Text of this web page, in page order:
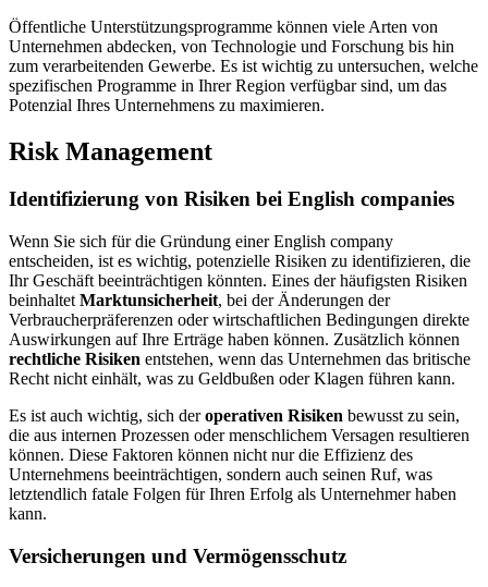
Öffentliche Unterstützungsprogramme können viele Arten von
Unternehmen abdecken, von Technologie und Forschung bis hin
zum verarbeitenden Gewerbe. Es ist wichtig zu untersuchen, welche
spezifischen Programme in Ihrer Region verfügbar sind, um das
Potenzial Ihres Unternehmens zu maximieren.
Risk Management
Identifizierung von Risiken bei English companies
Wenn Sie sich für die Gründung einer English company
entscheiden, ist es wichtig, potenzielle Risiken zu identifizieren, die
Ihr Geschäft beeinträchtigen könnten. Eines der häufigsten Risiken
beinhaltet Marktunsicherheit, bei der Änderungen der
Verbraucherpräferenzen oder wirtschaftlichen Bedingungen direkte
Auswirkungen auf Ihre Erträge haben können. Zusätzlich können
rechtliche Risiken entstehen, wenn das Unternehmen das britische
Recht nicht einhält, was zu Geldbußen oder Klagen führen kann.
Es ist auch wichtig, sich deroperativen Risiken bewusst zu sein,
die aus internen Prozessen oder menschlichem Versagen resultieren
können. Diese Faktoren können nicht nur die Effizienz des
Unternehmens beeinträchtigen, sondern auch seinen Ruf, was
letztendlich fatale Folgen für Ihren Erfolg als Unternehmer haben
kann.
Versicherungen und Vermögensschutz